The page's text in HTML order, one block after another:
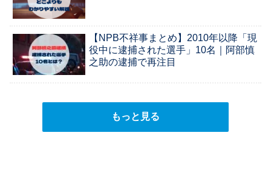
【NPB不祥事まとめ】2010年以降「現
役中に逮捕された選手」10名｜阿部慎
之助の逮捕で再注目
もっと見る